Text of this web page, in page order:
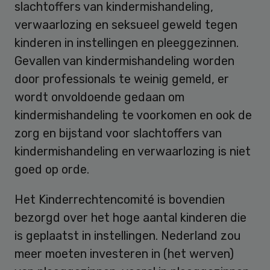
slachtoffers van kindermishandeling,
verwaarlozing en seksueel geweld tegen
kinderen in instellingen en pleeggezinnen.
Gevallen van kindermishandeling worden
door professionals te weinig gemeld, er
wordt onvoldoende gedaan om
kindermishandeling te voorkomen en ook de
zorg en bijstand voor slachtoffers van
kindermishandeling en verwaarlozing is niet
goed op orde.
Het Kinderrechtencomité is bovendien
bezorgd over het hoge aantal kinderen die
is geplaatst in instellingen. Nederland zou
meer moeten investeren in (het werven)